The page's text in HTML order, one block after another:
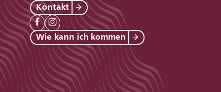
Kontakt
Wie kann ich kommen